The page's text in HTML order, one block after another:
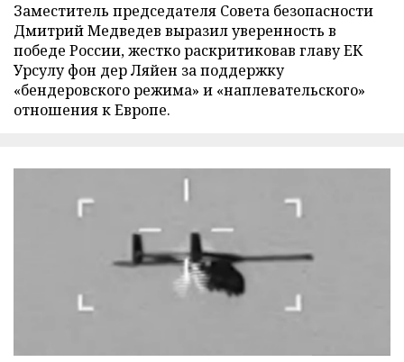
Заместитель председателя Совета безопасности
Дмитрий Медведев выразил уверенность в
победе России, жестко раскритиковав главу ЕК
Урсулу фон дер Ляйен за поддержку
«бендеровского режима» и «наплевательского»
отношения к Европе.